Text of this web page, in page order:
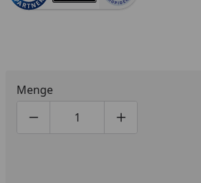
Menge
Produktmenge um eins
Produktmenge manuell
Produktmenge